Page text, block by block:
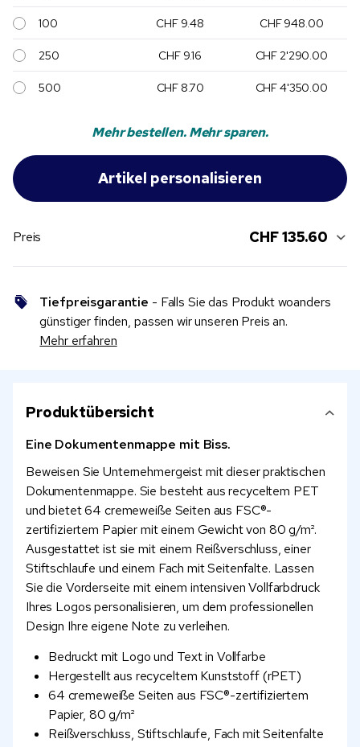
100 CHF 9.48 CHF 948.00
250 CHF 9.16 CHF 2'290.00
500 CHF 8.70 CHF 4'350.00
Mehr bestellen. Mehr sparen.
Preis CHF 135.60
Tiefpreisgarantie - Falls Sie das Produkt woanders
günstiger finden, passen wir unseren Preis an.
Mehr erfahren
Produktübersicht
Eine Dokumentenmappe mit Biss.
Beweisen Sie Unternehmergeist mit dieser praktischen
Dokumentenmappe. Sie besteht aus recyceltem PET
und bietet 64 cremeweiße Seiten aus FSC®-
zertifiziertem Papier mit einem Gewicht von 80 g/m².
Ausgestattet ist sie mit einem Reißverschluss, einer
Stiftschlaufe und einem Fach mit Seitenfalte. Lassen
Sie die Vorderseite mit einem intensiven Vollfarbdruck
Ihres Logos personalisieren, um dem professionellen
Design Ihre eigene Note zu verleihen.
Bedruckt mit Logo und Text in Vollfarbe
Hergestellt aus recyceltem Kunststoff (rPET)
64 cremeweiße Seiten aus FSC®-zertifiziertem
Papier, 80 g/m²
Reißverschluss, Stiftschlaufe, Fach mit Seitenfalte